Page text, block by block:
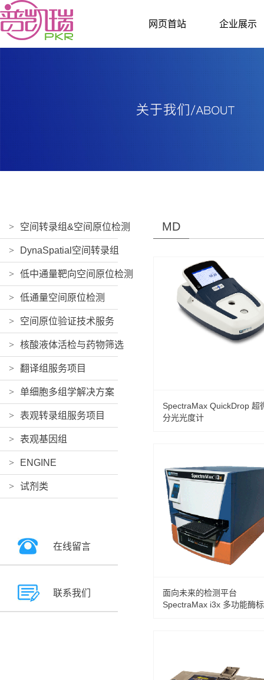
网页首站 企业展示
> 空间转录组&空间原位检测
> DynaSpatial空间转录组
> 低中通量靶向空间原位检测
> 低通量空间原位检测
> 空间原位验证技术服务
> 核酸液体活检与药物筛选
> 翻译组服务项目
> 单细胞多组学解决方案
> 表观转录组服务项目
> 表观基因组
> ENGINE
> 试剂类
在线留言
联系我们
MD
SpectraMax QuickDrop 超
分光光度计
面向未来的检测平台
SpectraMax i3x 多功能酶